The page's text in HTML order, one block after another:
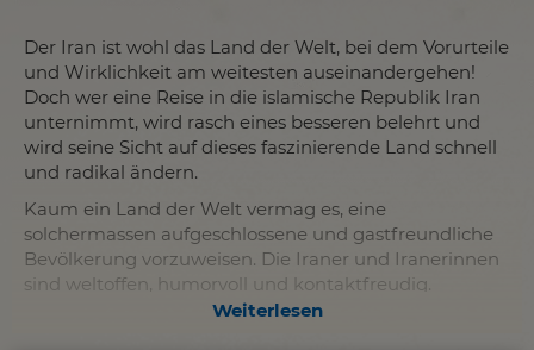
Der Iran ist wohl das Land der Welt, bei dem Vorurteile
und Wirklichkeit am weitesten auseinandergehen!
Doch wer eine Reise in die islamische Republik Iran
unternimmt, wird rasch eines besseren belehrt und
wird seine Sicht auf dieses faszinierende Land schnell
und radikal ändern.
Kaum ein Land der Welt vermag es, eine
solchermassen aufgeschlossene und gastfreundliche
Bevölkerung vorzuweisen. Die Iraner und Iranerinnen
sind weltoffen, humorvoll und kontaktfreudig.
Natürlich punktet der Iran auch mit vielen
Weiterlesen